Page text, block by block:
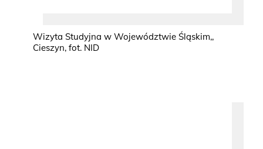
Wizyta Studyjna w Województwie Śląskim,,
Cieszyn, fot. NID